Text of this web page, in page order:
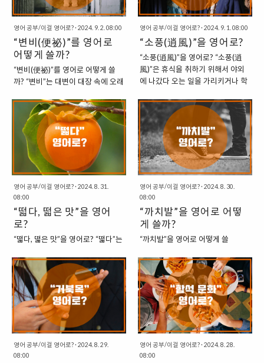
한데, 그의 “엄청난 입담”으로 “투
머치 토커(Too Much Talker)”라고
불리기 시작했습니다. 말이 많은 사
람은 어디에나 있기 마련입니다. 그
래서 영어에서도 당연히 이들을 지
칭하는 표현이 있습니다. 1.
Talkative: 말이 많은 우선 먼저 형
용사를 사용해서 “말이 많은 사
람”을 표현할 수 있습니다.
“Talkative”라고 하면, 말이 많은 것
을 의미하며, “Talkative perso..
Diarrhea: 설사 (의학 전문 용
어) “Duarrhea”는 의학 전문 용어
로 설사를 의미합니다. 이는 빈번하
고 액체 또는 물 같은 대변이 나오는
소화기 질환을 가리킵니다. “Never
eat spoiled food because it will
give you diarrhea.” (상한 음식을
수 있습니다.)“The patient with
zootrophotoxism had diarrhea
all..
영어 공부/이걸 영어로?· 2024. 9. 2. 08:00
“변비(便祕)”를 영어로
어떻게 쓸까?
“변비(便祕)”를 영어로 어떻게 쓸
까? “변비”는 대변이 대장 속에 오래
의미합니다. 우리말의 변비도 의학
용어로 쓰이듯이, 영어에서도 이는
의학 용어로 쓰입니다. 물론, 일상에
서 변비를 가리키는 뜻으로 쓰이는
표현도 있기도 합니다. “변비에 관
한 영어 표현” 1. Constipation : 변
비 대변이 제대로 배출되지 않고 장
내에서 오래 머무르는 상태를 의미
합니다. 이 단어의 동사형은
“Constipate”으로 변비를 일으키
다, 또는 움직임을 방해하다라는 의
미로 사용됩니다.“Constipation
movement of the intestines.” (변
비는 장운동이 활발하지 않아서 생
기는 병이다.)“He is..
영어 공부/이걸 영어로?· 2024. 9. 1. 08:00
“소풍(逍風)”을 영어로?
“소풍(逍風)”을 영어로? “소풍(逍
風)”은 휴식을 취하기 위해서 야외
에 나갔다 오는 일을 가리키거나 학
어딘가에 다녀오는 것을 의미하기
도 합니다. 소풍은 위와 같이 두 가
지 경우로 나누어서 볼 수 있는데,
둘로 나누어서 어떻게 영어로 쓸 수
있는지 한 번 살펴보도록 하겠습니
다. “휴식을 취하기 위해 야외로 나
가는 소풍” 1. Picnic : 피크닉 = 소
풍 이는 일반적으로 가족이나 친구
들과 함께 음식을 가져가서 야외에
서 식사를 즐기는 활동을 의미합니
다.“It’s a nice day. Let’s go for a
picnic.” (오늘 날씨가 좋군. 소풍 가
river.” (우리는 강가에서 소풍을 했
다.)2. Outing..
영어 공부/이걸 영어로?· 2024. 8. 31.
08:00
“떫다, 떫은 맛”을 영어
로?
“떫다, 떫은 맛”을 영어로? “떫다”는
고 텁텁한 맛을 의미합니다. 우리말
에서는 이것을 하나의 “맛”의 개념
으로 여기나, 영어에서는 이 개념을
“맛”보다는 “현상”의 관점에서 접근
하는 경향이 있습니다. 영어에서 맛
은 “단맛(Sweet), 쓴맛(Bitter), 신
맛(Sour), 짠맛(Salty)”의 4가지 맛
으로 표현할 뿐, 떫은 맛은 맛으로
표현하지 않습니다. 즉, “떫은 맛”은
영어 공부/이걸 영어로?· 2024. 8. 30.
08:00
“까치발”을 영어로 어떻
게 쓸까?
“까치발”을 영어로 어떻게 쓸
치를 들어서 멀리 보거나 높은 곳을
보기 위해 취하는 자세를 의미합니
다. 이러한 자세를 “까치발”이라고
하는 이유는 까치의 습성에서 나왔
다. 까치의 발은 앞 발가락은 잘 발
달한 반면, 뒷 발가락은 매우 짧다.
게다가 뛸 때는 뒷꿈치를 치켜올리
는 습성이 있다. “까치발을 영어로
표현하는 다양한 방법” 1. Stand
영어 공부/이걸 영어로?· 2024. 8. 29.
08:00
영어 공부/이걸 영어로?· 2024. 8. 28.
08:00